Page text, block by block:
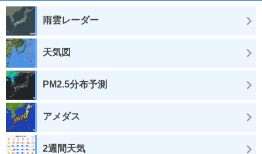
雨雲レーダー
天気図
PM2.5分布予測
アメダス
2週間天気